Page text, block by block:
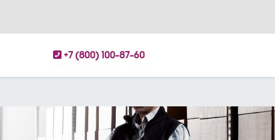
+7 (800) 100-87-60